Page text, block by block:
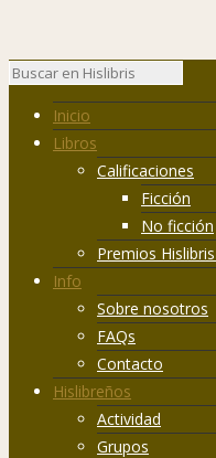
Inicio
Libros
Calificaciones
Ficción
No ficción
Premios
Info
Sobre nosotros
FAQs
Contacto
Hislibreños
Actividad
Grupos